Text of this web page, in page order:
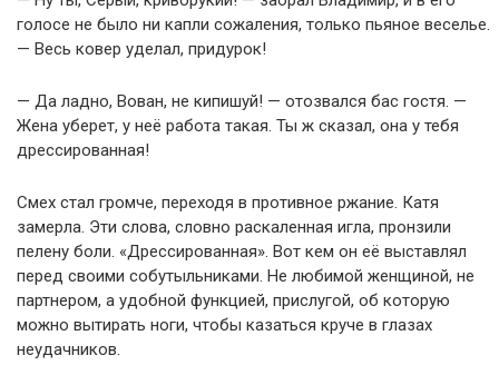
голосе не было ни капли сожаления, только пьяное веселье.
— Весь ковер уделал, придурок!
— Да ладно, Вован, не кипишуй! — отозвался бас гостя. —
Жена уберет, у неё работа такая. Ты ж сказал, она у тебя
дрессированная!
Смех стал громче, переходя в противное ржание. Катя
замерла. Эти слова, словно раскаленная игла, пронзили
пелену боли. «Дрессированная». Вот кем он её выставлял
перед своими собутыльниками. Не любимой женщиной, не
партнером, а удобной функцией, прислугой, об которую
можно вытирать ноги, чтобы казаться круче в глазах
неудачников.